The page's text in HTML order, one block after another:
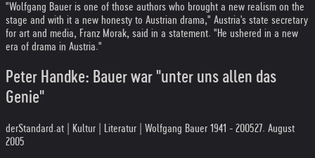
"Wolfgang Bauer is one of those authors who brought a new realism on the
stage and with it a new honesty to Austrian drama," Austria's state secretary
for art and media, Franz Morak, said in a statement. "He ushered in a new
era of drama in Austria."
Peter Handke: Bauer war "unter uns allen das
Genie"
derStandard.at | Kultur | Literatur | Wolfgang Bauer 1941 - 200527. August
2005